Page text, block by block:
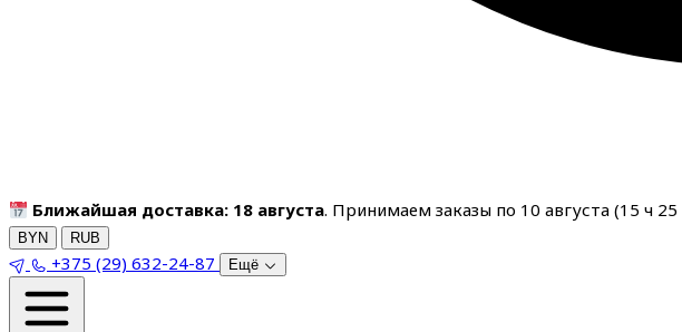
Ближайшая доставка: 18 августа. Принимаем заказы по 10 августа (15 ч 25
BYN RUB
+375 (29) 632-24-87 Ещё